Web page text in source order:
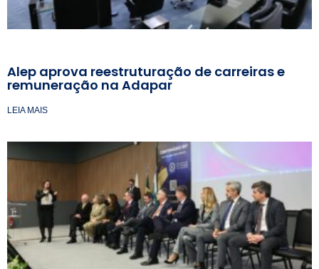
Alep aprova reestruturação de carreiras e
remuneração na Adapar
LEIA MAIS